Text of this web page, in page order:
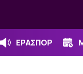
ΕΡΑΣΠΟΡ